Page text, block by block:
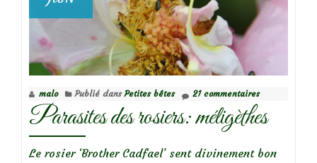
malo Publié dansPetites bêtes 21 commentaires
Parasites des rosiers: méligèthes
Le rosier ‘Brother Cadfael’ sent divinement bon